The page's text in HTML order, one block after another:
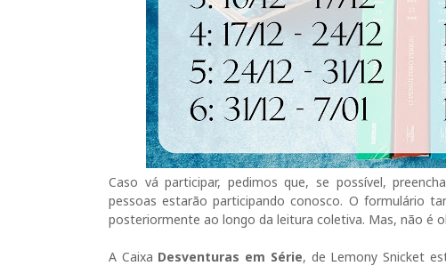
Caso vá participar, pedimos que, se possível,
pessoas estarão participando conosco. O formulário
posteriormente ao longo da leitura coletiva. Mas, não é
A Caixa Desventuras em Série, de Lemony Snicket